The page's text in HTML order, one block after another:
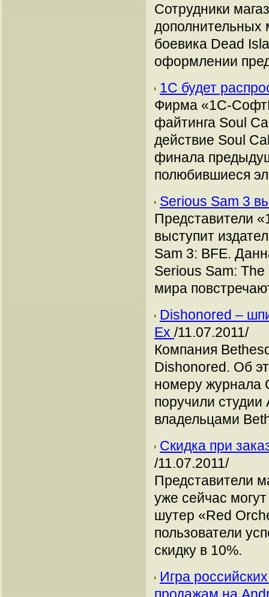
Сотрудники
дополнительных
боевика Dead
оформлении
1С будет
Фирма «1С-
файтинга Soul
действие Soul
финала
полюбившиеся
Serious Sam 3
Представители
выступит
Sam 3: BFE.
Serious Sam:
мира
Dishonored –
Ex /11.07.2011/
Компания
Dishonored. Об
номеру журнала
поручили
владельцами
Скидка при
/11.07.2011/
Представители
уже сейчас
шутер «Red
пользователи
скидку в 10%.
Игра